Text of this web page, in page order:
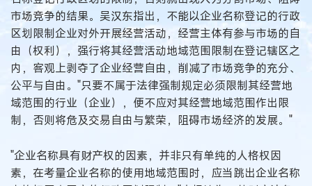
市场竞争的结果。吴汉东指出，不能以企业名称登记的行政
区划限制企业对外开展经营活动，经营主体有参与市场的自
由（权利），强行将其经营活动地域范围限制在登记辖区之
内，客观上剥夺了企业经营自由，削减了市场竞争的充分、
公平与自由。"只要不属于法律强制规定必须限制其经营地
域范围的行业（企业），便不应对其经营地域范围作出限
制，否则将危及交易自由与繁荣，阻碍市场经济的发展。"
"企业名称具有财产权的因素，并非只有单纯的人格权因
素，在考量企业名称的使用地域范围时，应当跳出企业名称